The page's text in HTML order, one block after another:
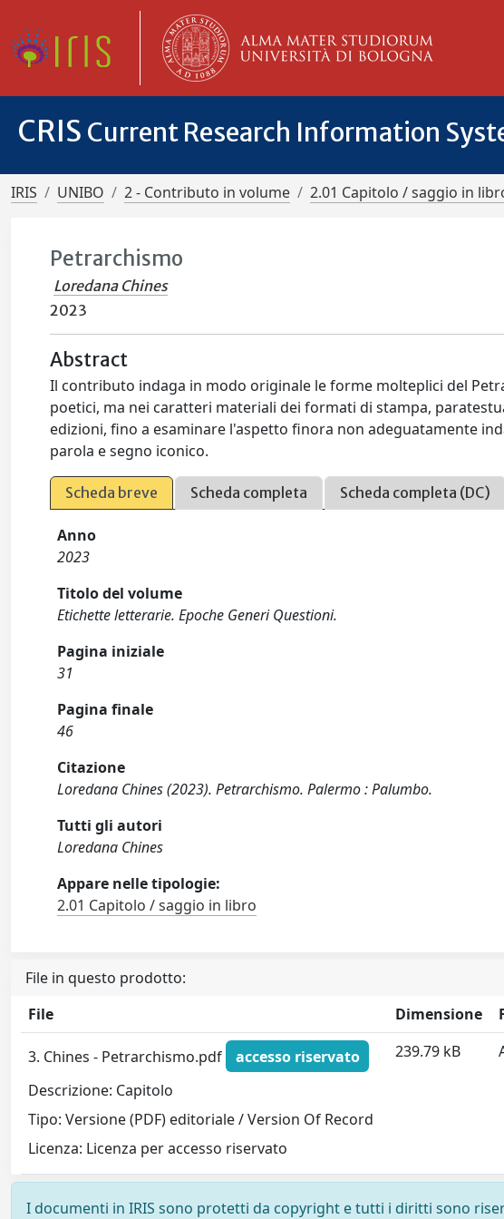
CRIS Current Research Information
IRIS UNIBO 2 - Contributo in volume 2.01 Capitolo / saggio in
Petrarchismo
Loredana Chines
2023
Abstract
Il contributo indaga in modo originale le forme molteplici del
poetici, ma nei caratteri materiali dei formati di stampa,
edizioni, fino a esaminare l'aspetto finora non adeguatamente
parola e segno iconico.
Scheda breve Scheda completa Scheda completa (DC)
Anno
2023
Titolo del volume
Etichette letterarie. Epoche Generi Questioni.
Pagina iniziale
31
Pagina finale
46
Citazione
Loredana Chines (2023). Petrarchismo. Palermo : Palumbo.
Tutti gli autori
Loredana Chines
Appare nelle tipologie:
2.01 Capitolo / saggio in libro
File in questo prodotto:
File
Dimensione
3. Chines - Petrarchismo.pdf
accesso riservato
Descrizione: Capitolo
Tipo: Versione (PDF) editoriale / Version Of Record
Licenza: Licenza per accesso riservato
239.79 kB
I documenti in IRIS sono protetti da copyright e tutti i diritti sono